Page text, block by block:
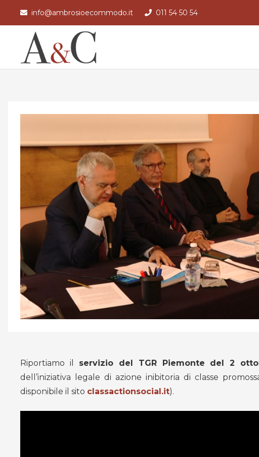
info@ambrosioecommodo.it 011 54 50 54
Riportiamo il servizio del TGR Piemonte del 2
dell’iniziativa legale di azione inibitoria di classe
disponibile il sito classactionsocial.it).